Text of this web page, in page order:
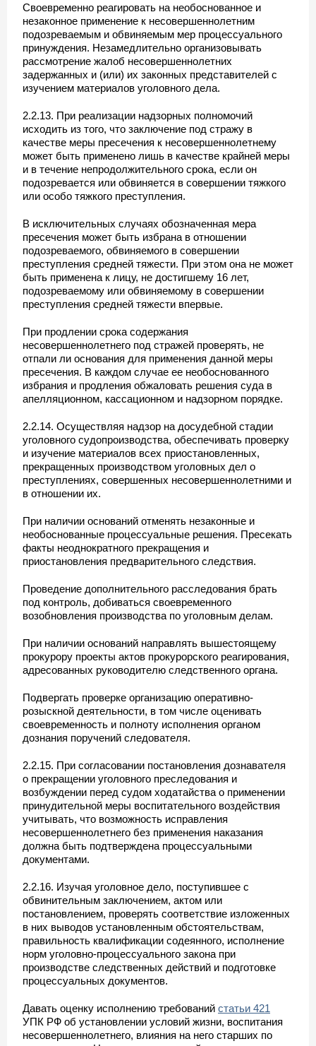
Своевременно реагировать на необоснованное и
незаконное применение к несовершеннолетним
подозреваемым и обвиняемым мер процессуального
принуждения. Незамедлительно организовывать
рассмотрение жалоб несовершеннолетних
задержанных и (или) их законных представителей с
изучением материалов уголовного дела.
2.2.13. При реализации надзорных полномочий
исходить из того, что заключение под стражу в
качестве меры пресечения к несовершеннолетнему
может быть применено лишь в качестве крайней меры
и в течение непродолжительного срока, если он
подозревается или обвиняется в совершении тяжкого
или особо тяжкого преступления.
В исключительных случаях обозначенная мера
пресечения может быть избрана в отношении
подозреваемого, обвиняемого в совершении
преступления средней тяжести. При этом она не может
быть применена к лицу, не достигшему 16 лет,
подозреваемому или обвиняемому в совершении
преступления средней тяжести впервые.
При продлении срока содержания
несовершеннолетнего под стражей проверять, не
отпали ли основания для применения данной меры
пресечения. В каждом случае ее необоснованного
избрания и продления обжаловать решения суда в
апелляционном, кассационном и надзорном порядке.
2.2.14. Осуществляя надзор на досудебной стадии
уголовного судопроизводства, обеспечивать проверку
и изучение материалов всех приостановленных,
прекращенных производством уголовных дел о
преступлениях, совершенных несовершеннолетними и
в отношении их.
При наличии оснований отменять незаконные и
необоснованные процессуальные решения. Пресекать
факты неоднократного прекращения и
приостановления предварительного следствия.
Проведение дополнительного расследования брать
под контроль, добиваться своевременного
возобновления производства по уголовным делам.
При наличии оснований направлять вышестоящему
прокурору проекты актов прокурорского реагирования,
адресованных руководителю следственного органа.
Подвергать проверке организацию оперативно-
розыскной деятельности, в том числе оценивать
своевременность и полноту исполнения органом
дознания поручений следователя.
2.2.15. При согласовании постановления дознавателя
о прекращении уголовного преследования и
возбуждении перед судом ходатайства о применении
принудительной меры воспитательного воздействия
учитывать, что возможность исправления
несовершеннолетнего без применения наказания
должна быть подтверждена процессуальными
документами.
2.2.16. Изучая уголовное дело, поступившее с
обвинительным заключением, актом или
постановлением, проверять соответствие изложенных
в них выводов установленным обстоятельствам,
правильность квалификации содеянного, исполнение
норм уголовно-процессуального закона при
производстве следственных действий и подготовке
процессуальных документов.
Давать оценку исполнению требований статьи 421
УПК РФ об установлении условий жизни, воспитания
несовершеннолетнего, влияния на него старших по